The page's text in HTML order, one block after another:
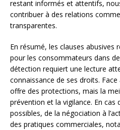
restant informés et attentifs,
contribuer à des relations
transparentes.
En résumé, les clauses
pour les consommateurs dans
détection requiert une lecture
connaissance de ses droits.
offre des protections, mais la
prévention et la vigilance. En
possibles, de la négociation à
des pratiques commerciales,